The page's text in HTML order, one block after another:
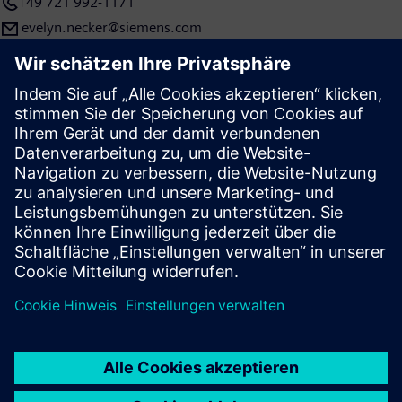
rund 379.000 Beschäftigte. Weitere Informationen
finden Sie im Internet unter www.siemens.com.
evelyn.necker@siemens.com
Presse | Unternehmen | Siemens
© Siemens 1996 – 2026
Impressum
Datenschutz
Cookie Richtlinien
Digitales Zertifikat